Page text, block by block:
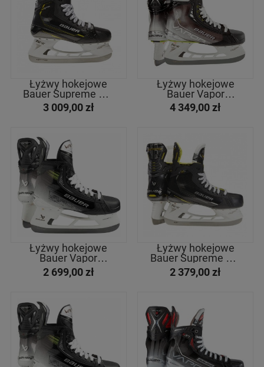
Łyżwy hokejowe
Bauer Supreme M5
Pro Int
3 009,00 zł
Łyżwy hokejowe
Bauer Vapor
Hyperlite Int
4 349,00 zł
Łyżwy hokejowe
Bauer Vapor
Hyperlite2 Int
2 699,00 zł
Łyżwy hokejowe
Bauer Supreme M4
Sr
2 379,00 zł